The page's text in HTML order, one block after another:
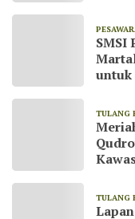
SMSI
untuk
TULANG
TULANG